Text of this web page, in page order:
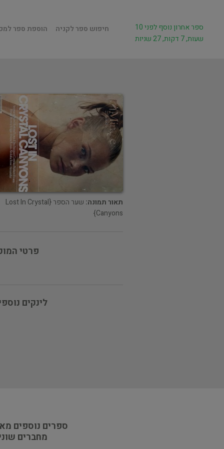
חיפוש ספר לקניה הוספת ספר
ספר אחרון נוסף לפני 10
שעות, 7 דקות, 27 שניות
תאור תמונה:
שער הספר {Lost In Crystal
Canyons}
פרטי
לינקים
ספרים נוספים
מחברים